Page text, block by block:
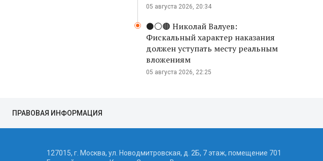
05 августа 2026, 20:34
⚫️⚪️🟤 Николай Валуев:
Фискальный характер наказания
должен уступать месту реальным
вложениям
05 августа 2026, 22:25
ПРАВОВАЯ ИНФОРМАЦИЯ
127015, г. Москва, ул. Новодмитровская, д. 2Б, 7 этаж, помещение 701